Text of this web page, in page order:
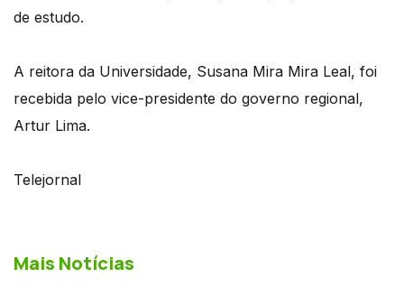
de estudo.
A reitora da Universidade, Susana Mira Mira Leal, foi
recebida pelo vice-presidente do governo regional,
Artur Lima.
Telejornal
Mais Notícias